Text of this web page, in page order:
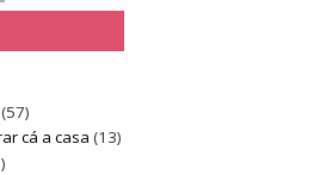
(57)
cá a casa (13)